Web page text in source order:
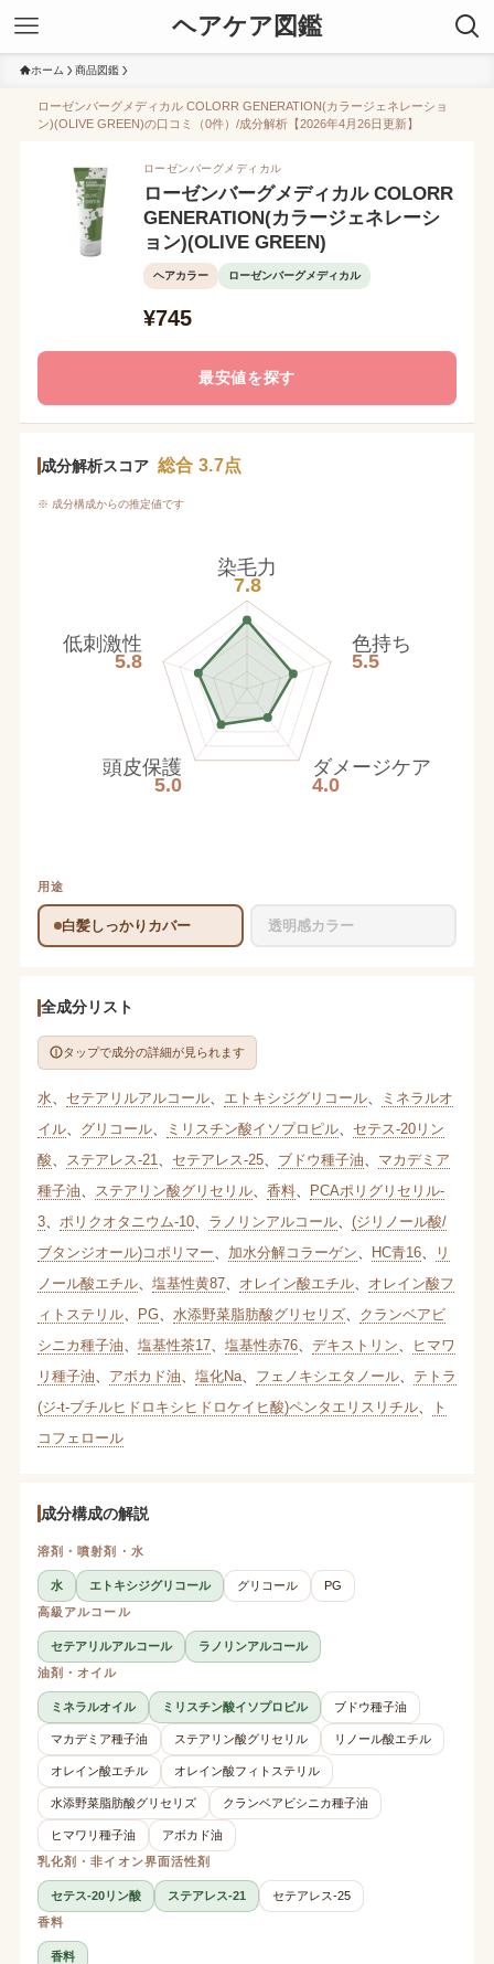
ヘアケア図鑑
ホーム 商品図鑑
ローゼンバーグメディカル COLORR GENERATION(カラージェネレーショ
ン)(OLIVE GREEN)の口コミ（0件）/成分解析【2026年4月26日更新】
ローゼンバーグメディカル
ローゼンバーグメディカル COLORR
GENERATION(カラージェネレーシ
ョン)(OLIVE GREEN)
ヘアカラー ローゼンバーグメディカル
¥745
最安値を探す
成分解析スコア 総合 3.7点
※ 成分構成からの推定値です
染毛力
7.8
色持ち
5.5
ダメージケア
4.0
頭皮保護
5.0
低刺激性
5.8
用途
白髪しっかりカバー 透明感カラー
全成分リスト
タップで成分の詳細が見られます
水 セテアリルアルコール、 エトキシジグリコール、
ミネラルオ
イル、 グリコール、 ミリスチン酸イソプロピル、 セテス-20リン
酸
ステアレス-21 セテアレス-25、 ブドウ種子油
マカデミア
種子油
ステアリン酸グリセリル、 香料、 PCAポリグリセリル-
3、 ポリクオタニウム-10、 ラノリンアルコール、 (ジリノール酸/
ブタンジオール)コポリマー
加水分解コラーゲン HC青16、
リ
ノール酸エチル、 塩基性黄87、 オレイン酸エチル、 オレイン酸フ
ィトステリル、 PG、 水添野菜脂肪酸グリセリズ、 クランベアビ
シニカ種子油
塩基性茶17、 塩基性赤76、 デキストリン
ヒマワ
リ種子油
アボカド油 塩化Na、 フェノキシエタノール、 テトラ
(ジ-t-ブチルヒドロキシヒドロケイヒ酸)ペンタエリスリチル、
ト
コフェロール
成分構成の解説
溶剤・噴射剤・水
水 エトキシジグリコール グリコール
PG
高級アルコール
セテアリルアルコール
ラノリンアルコール
油剤・オイル
ミネラルオイル ミリスチン酸イソプロピル ブドウ種子油
マカデミア種子油 ステアリン酸グリセリル リノール酸エチル
オレイン酸エチル オレイン酸フィトステリル
水添野菜脂肪酸グリセリズ クランベアビシニカ種子油
ヒマワリ種子油
アボカド油
乳化剤・非イオン界面活性剤
セテス-20リン酸 ステアレス-21
セテアレス-25
香料
香料